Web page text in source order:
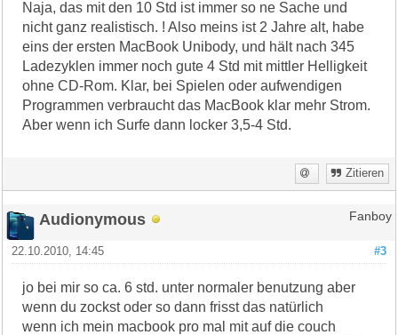
Naja, das mit den 10 Std ist immer so ne Sache und
nicht ganz realistisch. ! Also meins ist 2 Jahre alt, habe
eins der ersten MacBook Unibody, und hält nach 345
Ladezyklen immer noch gute 4 Std mit mittler Helligkeit
ohne CD-Rom. Klar, bei Spielen oder aufwendigen
Programmen verbraucht das MacBook klar mehr Strom.
Aber wenn ich Surfe dann locker 3,5-4 Std.
Zitieren
Audionymous Fanboy
#3
22.10.2010, 14:45
jo bei mir so ca. 6 std. unter normaler benutzung aber
wenn du zockst oder so dann frisst das natürlich
wenn ich mein macbook pro mal mit auf die couch